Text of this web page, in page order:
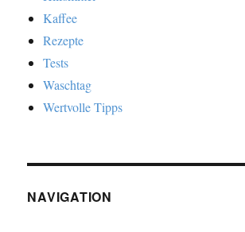
Kaffee
Rezepte
Tests
Waschtag
Wertvolle Tipps
NAVIGATION